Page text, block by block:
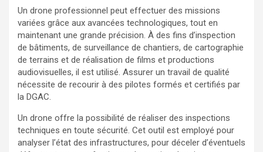
Un drone professionnel peut effectuer des missions
variées grâce aux avancées technologiques, tout en
maintenant une grande précision. À des fins d’inspection
de bâtiments, de surveillance de chantiers, de cartographie
de terrains et de réalisation de films et productions
audiovisuelles, il est utilisé. Assurer un travail de qualité
nécessite de recourir à des pilotes formés et certifiés par
la DGAC.
Un drone offre la possibilité de réaliser des inspections
techniques en toute sécurité. Cet outil est employé pour
analyser l’état des infrastructures, pour déceler d’éventuels